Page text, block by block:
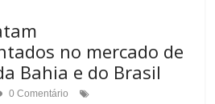
no mercado de
Bahia e do Brasil
0 Comentário